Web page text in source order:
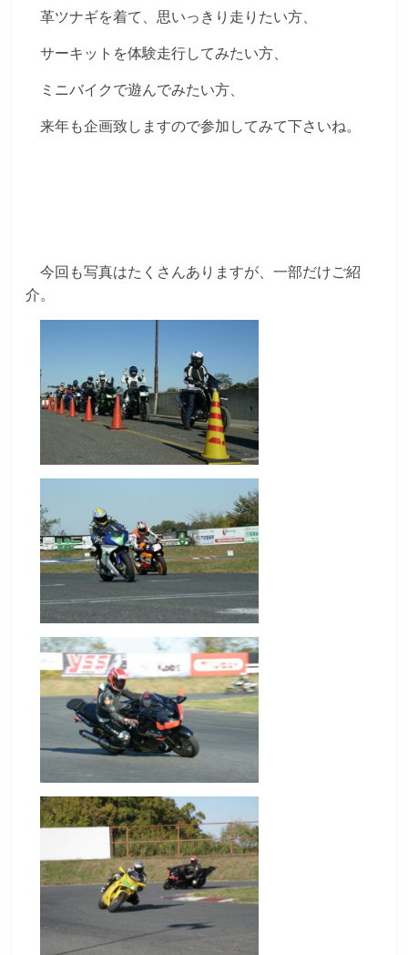
革ツナギを着て、思いっきり走りたい方、
サーキットを体験走行してみたい方、
ミニバイクで遊んでみたい方、
来年も企画致しますので参加してみて下さいね。
今回も写真はたくさんありますが、一部だけご紹
介。